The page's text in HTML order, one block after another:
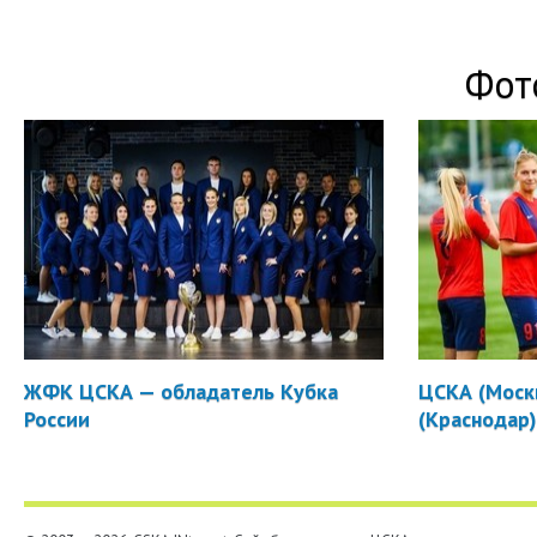
ЖФК ЦСКА — обладатель Кубка
России
ЦСКА